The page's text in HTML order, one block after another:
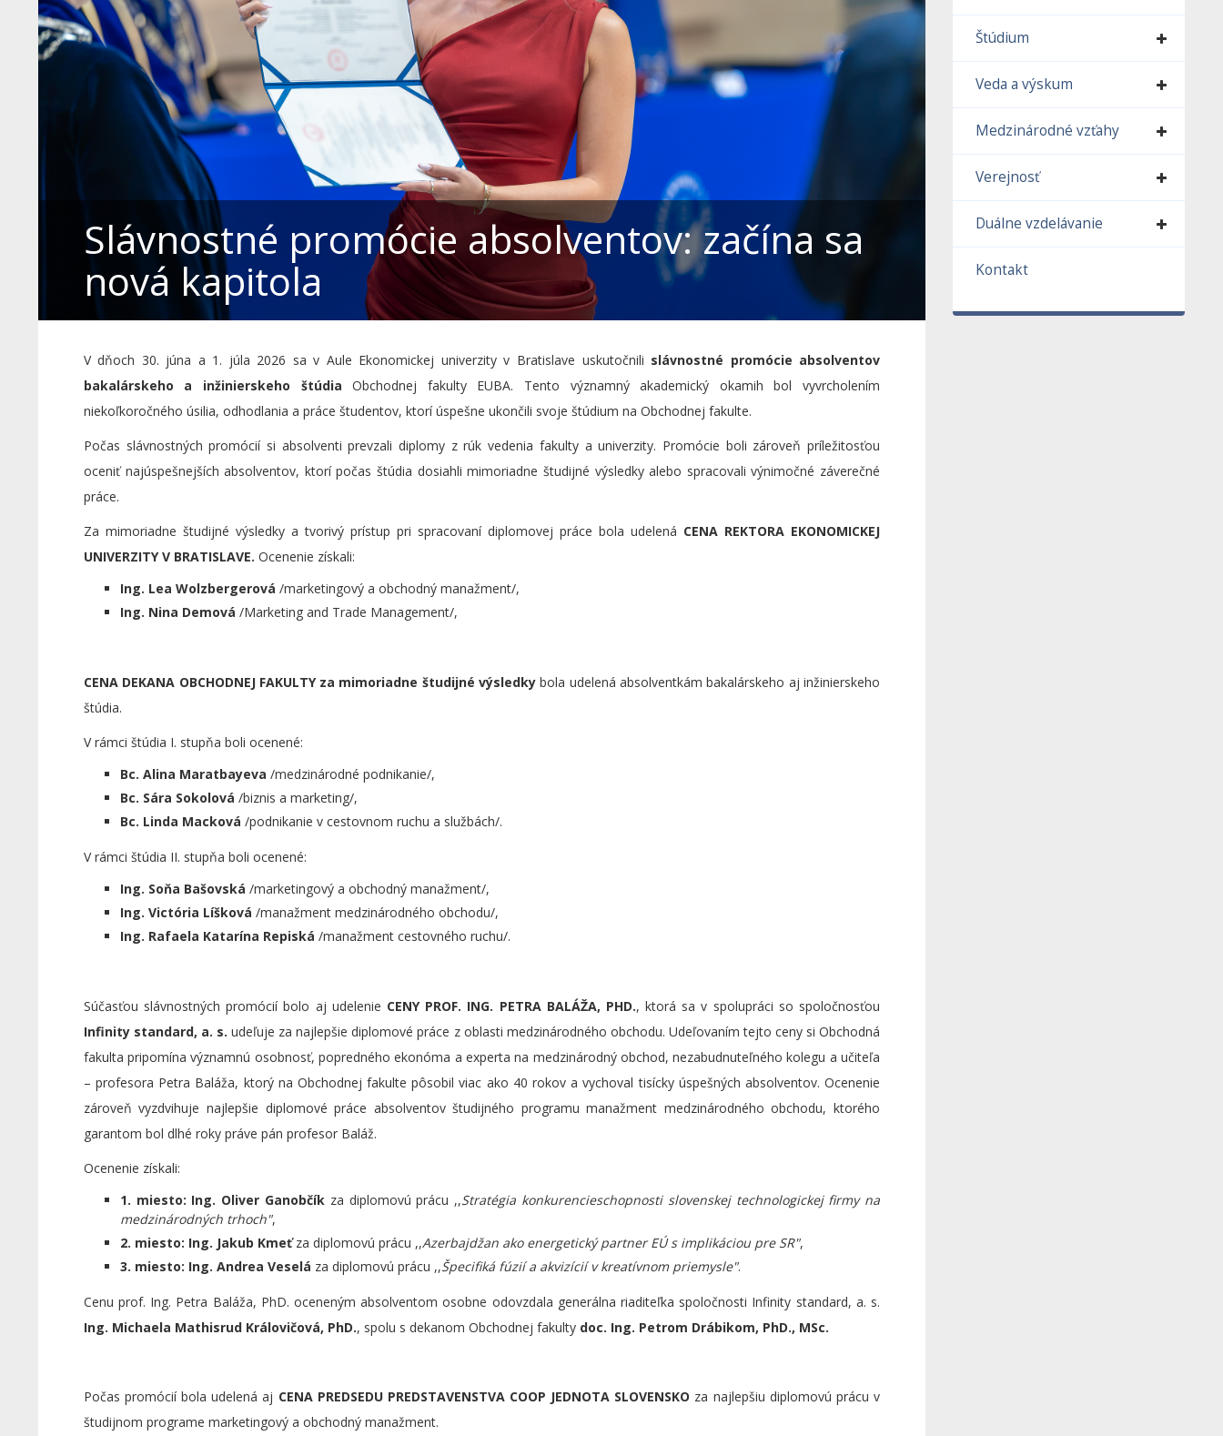
Slávnostné promócie absolventov: začína sa
nová kapitola
V dňoch 30. júna a 1. júla 2026 sa v Aule Ekonomickej univerzity v Bratislave uskutočnili slávnostné promócie absolventov
bakalárskeho a inžinierskeho štúdia Obchodnej fakulty EUBA. Tento významný akademický okamih bol vyvrcholením
niekoľkoročného úsilia, odhodlania a práce študentov, ktorí úspešne ukončili svoje štúdium na Obchodnej fakulte.
Počas slávnostných promócií si absolventi prevzali diplomy z rúk vedenia fakulty a univerzity. Promócie boli zároveň príležitosťou
oceniť najúspešnejších absolventov, ktorí počas štúdia dosiahli mimoriadne študijné výsledky alebo spracovali výnimočné záverečné
práce.
Za mimoriadne študijné výsledky a tvorivý prístup pri spracovaní diplomovej práce bola udelená CENA REKTORA EKONOMICKEJ
UNIVERZITY V BRATISLAVE. Ocenenie získali:
Ing. Lea Wolzbergerová /marketingový a obchodný manažment/,
Ing. Nina Demová /Marketing and Trade Management/,
CENA DEKANA OBCHODNEJ FAKULTY za mimoriadne študijné výsledky bola udelená absolventkám bakalárskeho aj inžinierskeho
štúdia.
V rámci štúdia I. stupňa boli ocenené:
Bc. Alina Maratbayeva /medzinárodné podnikanie/,
Bc. Sára Sokolová /biznis a marketing/,
Bc. Linda Macková /podnikanie v cestovnom ruchu a službách/.
V rámci štúdia II. stupňa boli ocenené:
Ing. Soňa Bašovská /marketingový a obchodný manažment/,
Ing. Victória Líšková /manažment medzinárodného obchodu/,
Ing. Rafaela Katarína Repiská /manažment cestovného ruchu/.
Súčasťou slávnostných promócií bolo aj udelenie CENY PROF. ING. PETRA BALÁŽA, PHD., ktorá sa v spolupráci so spoločnosťou
Infinity standard, a. s. udeľuje za najlepšie diplomové práce z oblasti medzinárodného obchodu. Udeľovaním tejto ceny si Obchodná
fakulta pripomína významnú osobnosť, popredného ekonóma a experta na medzinárodný obchod, nezabudnuteľného kolegu a učiteľa
– profesora Petra Baláža, ktorý na Obchodnej fakulte pôsobil viac ako 40 rokov a vychoval tisícky úspešných absolventov. Ocenenie
zároveň vyzdvihuje najlepšie diplomové práce absolventov študijného programu manažment medzinárodného obchodu, ktorého
garantom bol dlhé roky práve pán profesor Baláž.
Ocenenie získali:
1. miesto: Ing. Oliver Ganobčík za diplomovú prácu ,,Stratégia konkurencieschopnosti slovenskej technologickej firmy na
medzinárodných trhoch",
2. miesto: Ing. Jakub Kmeťza diplomovú prácu ,,Azerbajdžan ako energetický partner EÚ s implikáciou pre SR",
3. miesto: Ing. Andrea Veselá za diplomovú prácu ,,Špecifiká fúzií a akvizícií v kreatívnom priemysle".
Cenu prof. Ing. Petra Baláža, PhD. oceneným absolventom osobne odovzdala generálna riaditeľka spoločnosti Infinity standard, a. s.
Ing. Michaela Mathisrud Královičová, PhD., spolu s dekanom Obchodnej fakulty doc. Ing. Petrom Drábikom, PhD., MSc.
Počas promócií bola udelená aj CENA PREDSEDU PREDSTAVENSTVA COOP JEDNOTA SLOVENSKO za najlepšiu diplomovú prácu v
študijnom programe marketingový a obchodný manažment.
Štúdium
Veda a výskum
Medzinárodné vzťahy
Verejnosť
Duálne vzdelávanie
Kontakt